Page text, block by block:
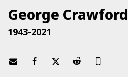
George Crawford
1943-2021